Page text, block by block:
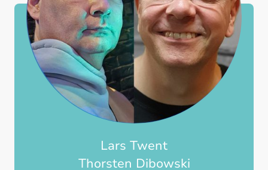
Lars Twent
Thorsten Dibowski